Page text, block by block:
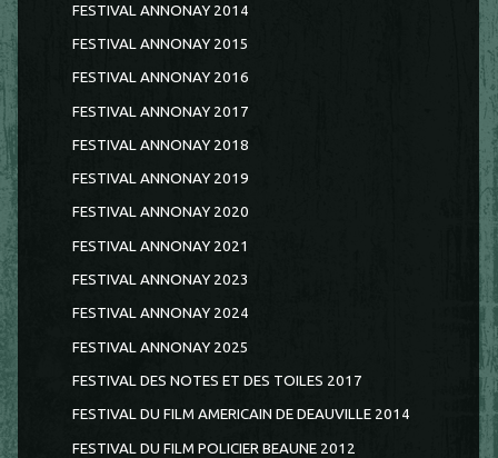
FESTIVAL ANNONAY 2014
FESTIVAL ANNONAY 2015
FESTIVAL ANNONAY 2016
FESTIVAL ANNONAY 2017
FESTIVAL ANNONAY 2018
FESTIVAL ANNONAY 2019
FESTIVAL ANNONAY 2020
FESTIVAL ANNONAY 2021
FESTIVAL ANNONAY 2023
FESTIVAL ANNONAY 2024
FESTIVAL ANNONAY 2025
FESTIVAL DES NOTES ET DES TOILES 2017
FESTIVAL DU FILM AMERICAIN DE DEAUVILLE 2014
FESTIVAL DU FILM POLICIER BEAUNE 2012